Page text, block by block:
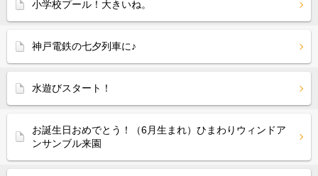
小学校プール！大きいね。
神戸電鉄の七夕列車に♪
水遊びスタート！
お誕生日おめでとう！（6月生まれ）ひまわりウィンドア
ンサンブル来園